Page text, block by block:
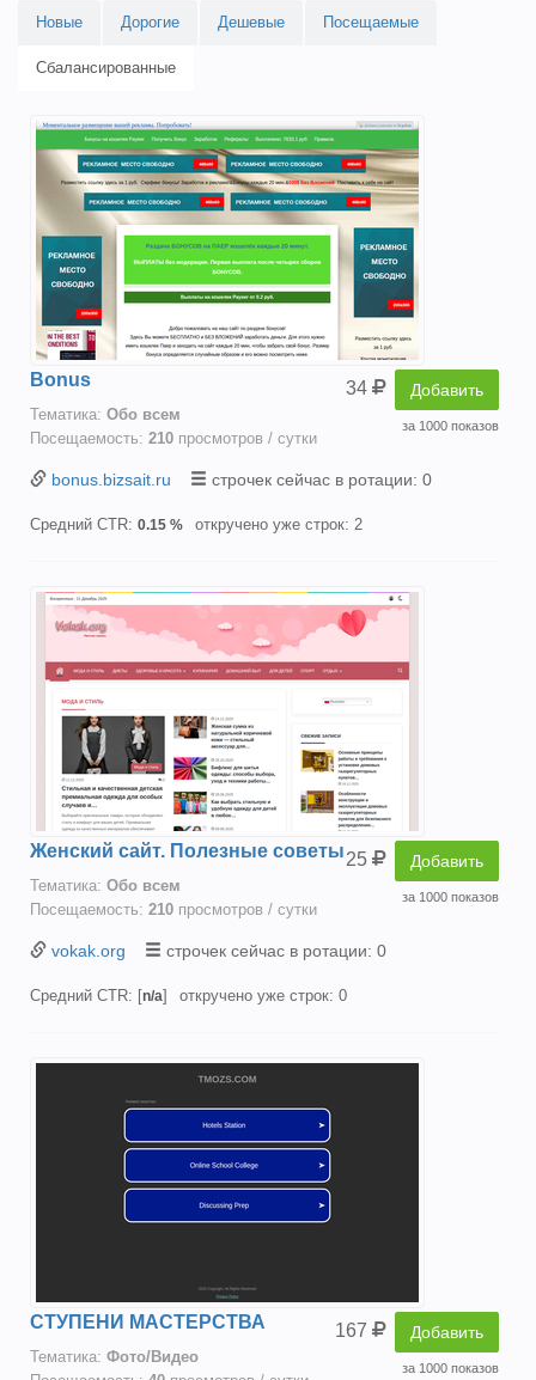
Новые Дорогие Дешевые Посещаемые
Сбалансированные
34 Добавить
за 1000 показов
Bonus
Тематика: Oбо всем
Посещаемость: 210 просмотров / сутки
bonus.bizsait.ru строчек сейчас в ротации: 0
Средний CTR: 0.15 % откручено уже строк: 2
25 Добавить
за 1000 показов
Женский сайт. Полезные советы
Тематика: Oбо всем
Посещаемость: 210 просмотров / сутки
vokak.org строчек сейчас в ротации: 0
Средний CTR: [n/a] откручено уже строк: 0
167 Добавить
за 1000 показов
СТУПЕНИ МАСТЕРСТВА
Тематика: Фото/Видео